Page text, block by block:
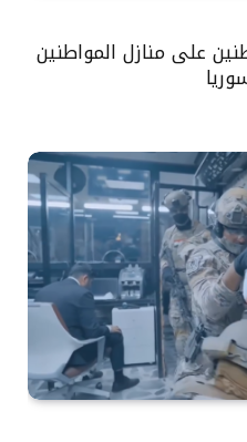
على منازل المواطنين